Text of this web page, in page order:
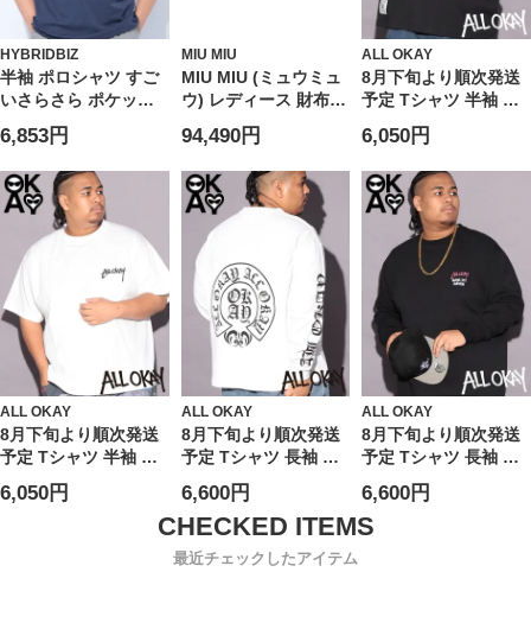
HYBRIDBIZ
半袖 ポロシャツ すご
いさらさら ポケット
トップス 無地 涼しい
春 夏 大きいサイズ メ
ンズ ビジネス
6,853円
MIU MIU
MIU MIU (ミュウミュ
ウ) レディース 財布
シワ加工 シャインレ
ザー 二つ折り ウォレ
ット
MIU5ML0502A44
94,490円
ALL OKAY
8月下旬より順次発送
予定 Tシャツ 半袖 メ
ンズ 大きいサイズ フ
ロント刺繍×バックプ
リント クルーネック
カットソー トップス
Tシャツ ストリート
カジュアル プリント
シャツ クルー コット
ン
6,050円
ALL OKAY
8月下旬より順次発送
予定 Tシャツ 半袖 メ
ンズ 大きいサイズ ワ
ンポイント刺繍×バッ
6,050円
ALL OKAY
8月下旬より順次発送
予定 Tシャツ 長袖 メ
ンズ 大きいサイズ オ
ールドイングリッシュ
ロゴ ロングスリーブ
カットソー トップス
ロンT ストリート カ
6,600円
ALL OKAY
8月下旬より順次発送
予定 Tシャツ 長袖 メ
ンズ 大きいサイズ フ
ロントロゴ×バックサ
ークルプリント ロン
6,600円
最近チェックしたアイテム